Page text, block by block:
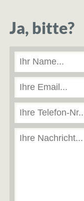
Ja, bitte?